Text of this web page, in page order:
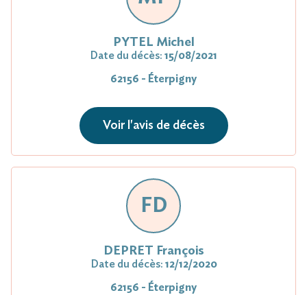
PYTEL Michel
Date du décès: 15/08/2021
62156 - Éterpigny
Voir l'avis de décès
FD
DEPRET François
Date du décès: 12/12/2020
62156 - Éterpigny